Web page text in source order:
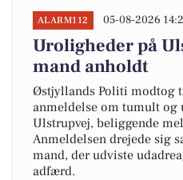
ALARM112 05-08-2026
Uroligheder på
mand anholdt
Østjyllands Politi modtog
anmeldelse om tumult og
Ulstrupvej, beliggende
Anmeldelsen drejede sig
mand, der udviste
adfærd.